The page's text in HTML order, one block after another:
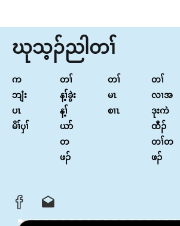
ဃုသ့ၣ်ညါတၢ်
က
ဘျံး
ပၤ
မိၢ်ၦၢ်
တၢ်
န့ၢ်ခွဲး
န့ၢ်
ယာ်
တ
ဖၣ်
တၢ်
မၤ
စၢၤ
တၢ်
လၢအ
ဒုးကဲ
ထီၣ်
တၢ်တ
ဖၣ်